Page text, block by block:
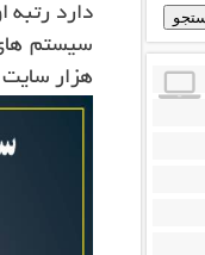
هزار سایت تعداد 103 میلیون کاربر و 12 میلیون